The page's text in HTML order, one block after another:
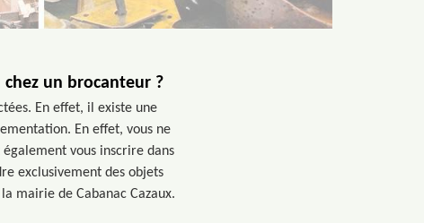
un brocanteur ?
En effet, il existe une
En effet, vous ne
vous inscrire dans
exclusivement des objets
mairie de Cabanac Cazaux.